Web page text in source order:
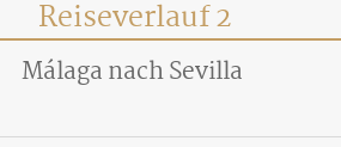
Reiseverlauf 2
Málaga nach Sevilla